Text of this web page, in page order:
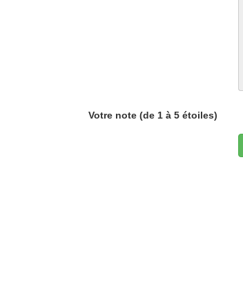
Votre note (de 1 à 5 étoiles)